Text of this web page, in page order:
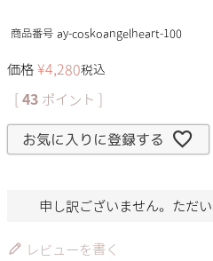
商品番号 ay-coskoangelheart-100
価格 ¥4,280税込
43 ポイント ]
お気に入りに登録する
申し訳ございません。ただ
レビューを書く